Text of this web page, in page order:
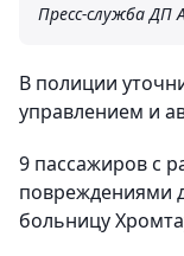
Пресс-служба ДП
В полиции
управлением и
9 пассажиров с
повреждениями
больницу